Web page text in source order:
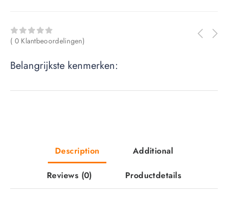
( 0 Klantbeoordelingen)
Belangrijkste kenmerken:
Description Additional
Reviews (0) Productdetails